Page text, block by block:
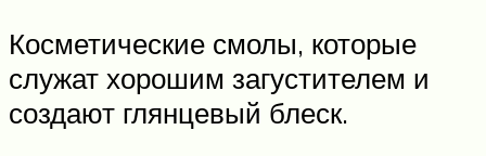
Косметические смолы, которые
служат хорошим загустителем и
создают глянцевый блеск.